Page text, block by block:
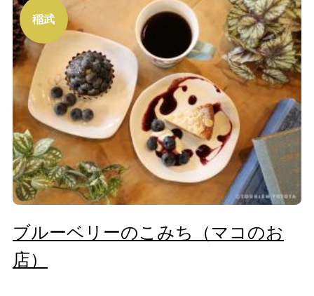
稲武
ブルーベリーのこみち（マコのお
店）